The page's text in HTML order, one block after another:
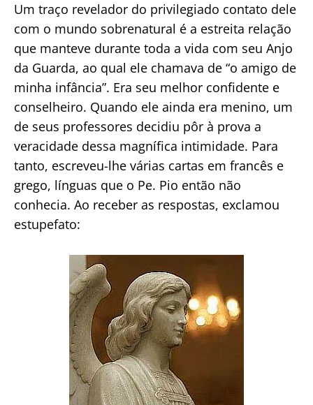
Um traço revelador do privilegiado contato dele
com o mundo sobrenatural é a estreita relação
que manteve durante toda a vida com seu Anjo
da Guarda, ao qual ele chamava de “o amigo de
minha infância”. Era seu melhor confidente e
conselheiro. Quando ele ainda era menino, um
de seus professores decidiu pôr à prova a
veracidade dessa magnífica intimidade. Para
tanto, escreveu-lhe várias cartas em francês e
grego, línguas que o Pe. Pio então não
conhecia. Ao receber as respostas, exclamou
estupefato: